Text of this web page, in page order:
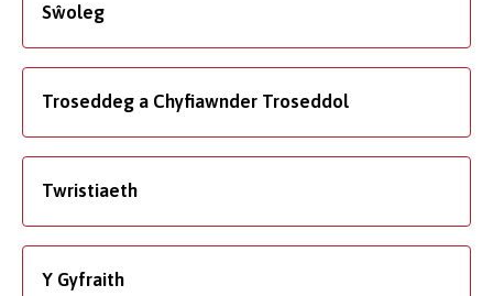
Sŵoleg
Troseddeg a Chyfiawnder Troseddol
Twristiaeth
Y Gyfraith